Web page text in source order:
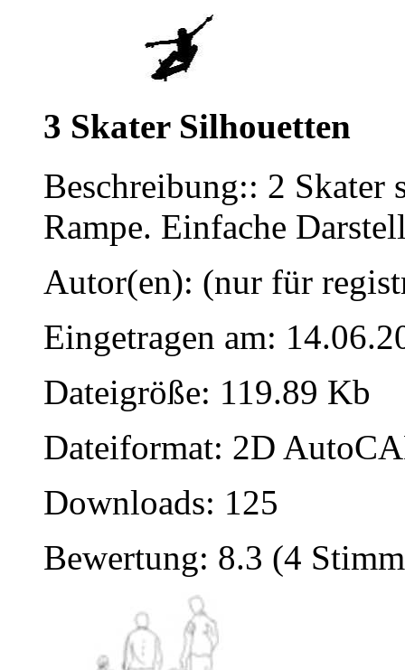
3 Skater Silhouetten
Beschreibung:: 2 Skater
Rampe. Einfache
Autor(en): (nur für
Eingetragen am:
Dateigröße: 119.89 Kb
Dateiformat: 2D
Downloads: 125
Bewertung: 8.3 (4